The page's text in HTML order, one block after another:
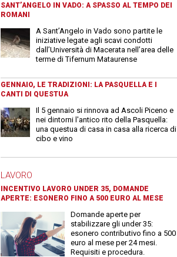
SANT’ANGELO IN VADO: A SPASSO AL TEMPO DEI
ROMANI
A Sant’Angelo in Vado sono partite le
iniziative legate agli scavi condotti
dall’Università di Macerata nell’area delle
terme di Tifernum Mataurense
GENNAIO, LE TRADIZIONI: LA PASQUELLA E I
CANTI DI QUESTUA
Il 5 gennaio si rinnova ad Ascoli Piceno e
nei dintorni l'antico rito della Pasquella:
una questua di casa in casa alla ricerca di
cibo e vino
LAVORO
INCENTIVO LAVORO UNDER 35, DOMANDE
APERTE: ESONERO FINO A 500 EURO AL MESE
Domande aperte per
stabilizzare gli under 35:
esonero contributivo fino a 500
euro al mese per 24 mesi.
Requisiti e procedura.